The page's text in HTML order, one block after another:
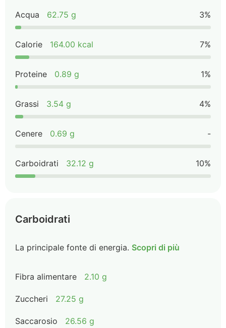
Acqua 62.75 g 3%
Calorie 164.00 kcal 7%
Proteine 0.89 g 1%
Grassi 3.54 g 4%
Cenere 0.69 g -
Carboidrati 32.12 g 10%
Carboidrati
La principale fonte di energia. Scopri di più
Fibra alimentare 2.10 g
Zuccheri 27.25 g
Saccarosio 26.56 g